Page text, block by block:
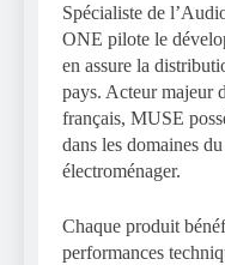
Spécialiste de
ONE pilote le
en assure la
pays. Acteur majeur
français, MUSE
dans les domaines
électroménager.
Chaque produit
performances